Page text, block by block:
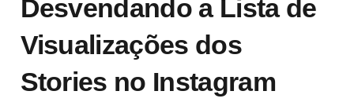
Desvendando a Lista de
Visualizações dos
Stories no Instagram